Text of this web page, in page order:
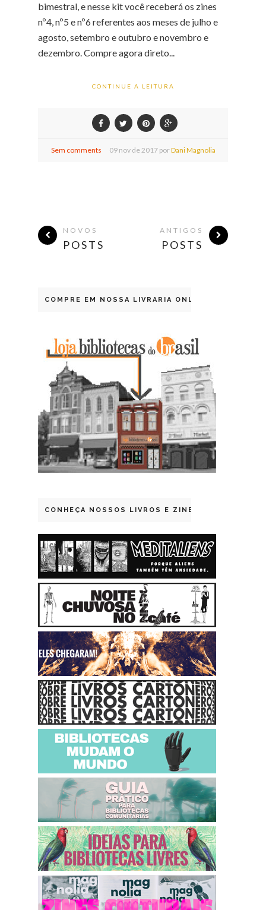
bimestral, e nesse kit você receberá os zines
nº4, nº5 e nº6 referentes aos meses de julho e
agosto, setembro e outubro e novembro e
dezembro. Compre agora direto...
CONTINUE A LEITURA
Sem comments 09 nov de2017 porDani Magnolia
NOVOS
POSTS
ANTIGOS
POSTS
COMPRE EM NOSSA LIVRARIA ONLINE
CONHEÇA NOSSOS LIVROS E ZINES